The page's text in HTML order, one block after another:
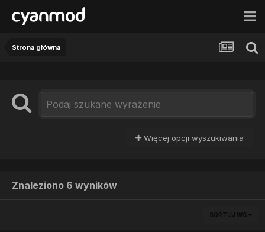
Strona główna
Więcej opcji wyszukiwania
Znaleziono 6 wyników
SORTUJ WG